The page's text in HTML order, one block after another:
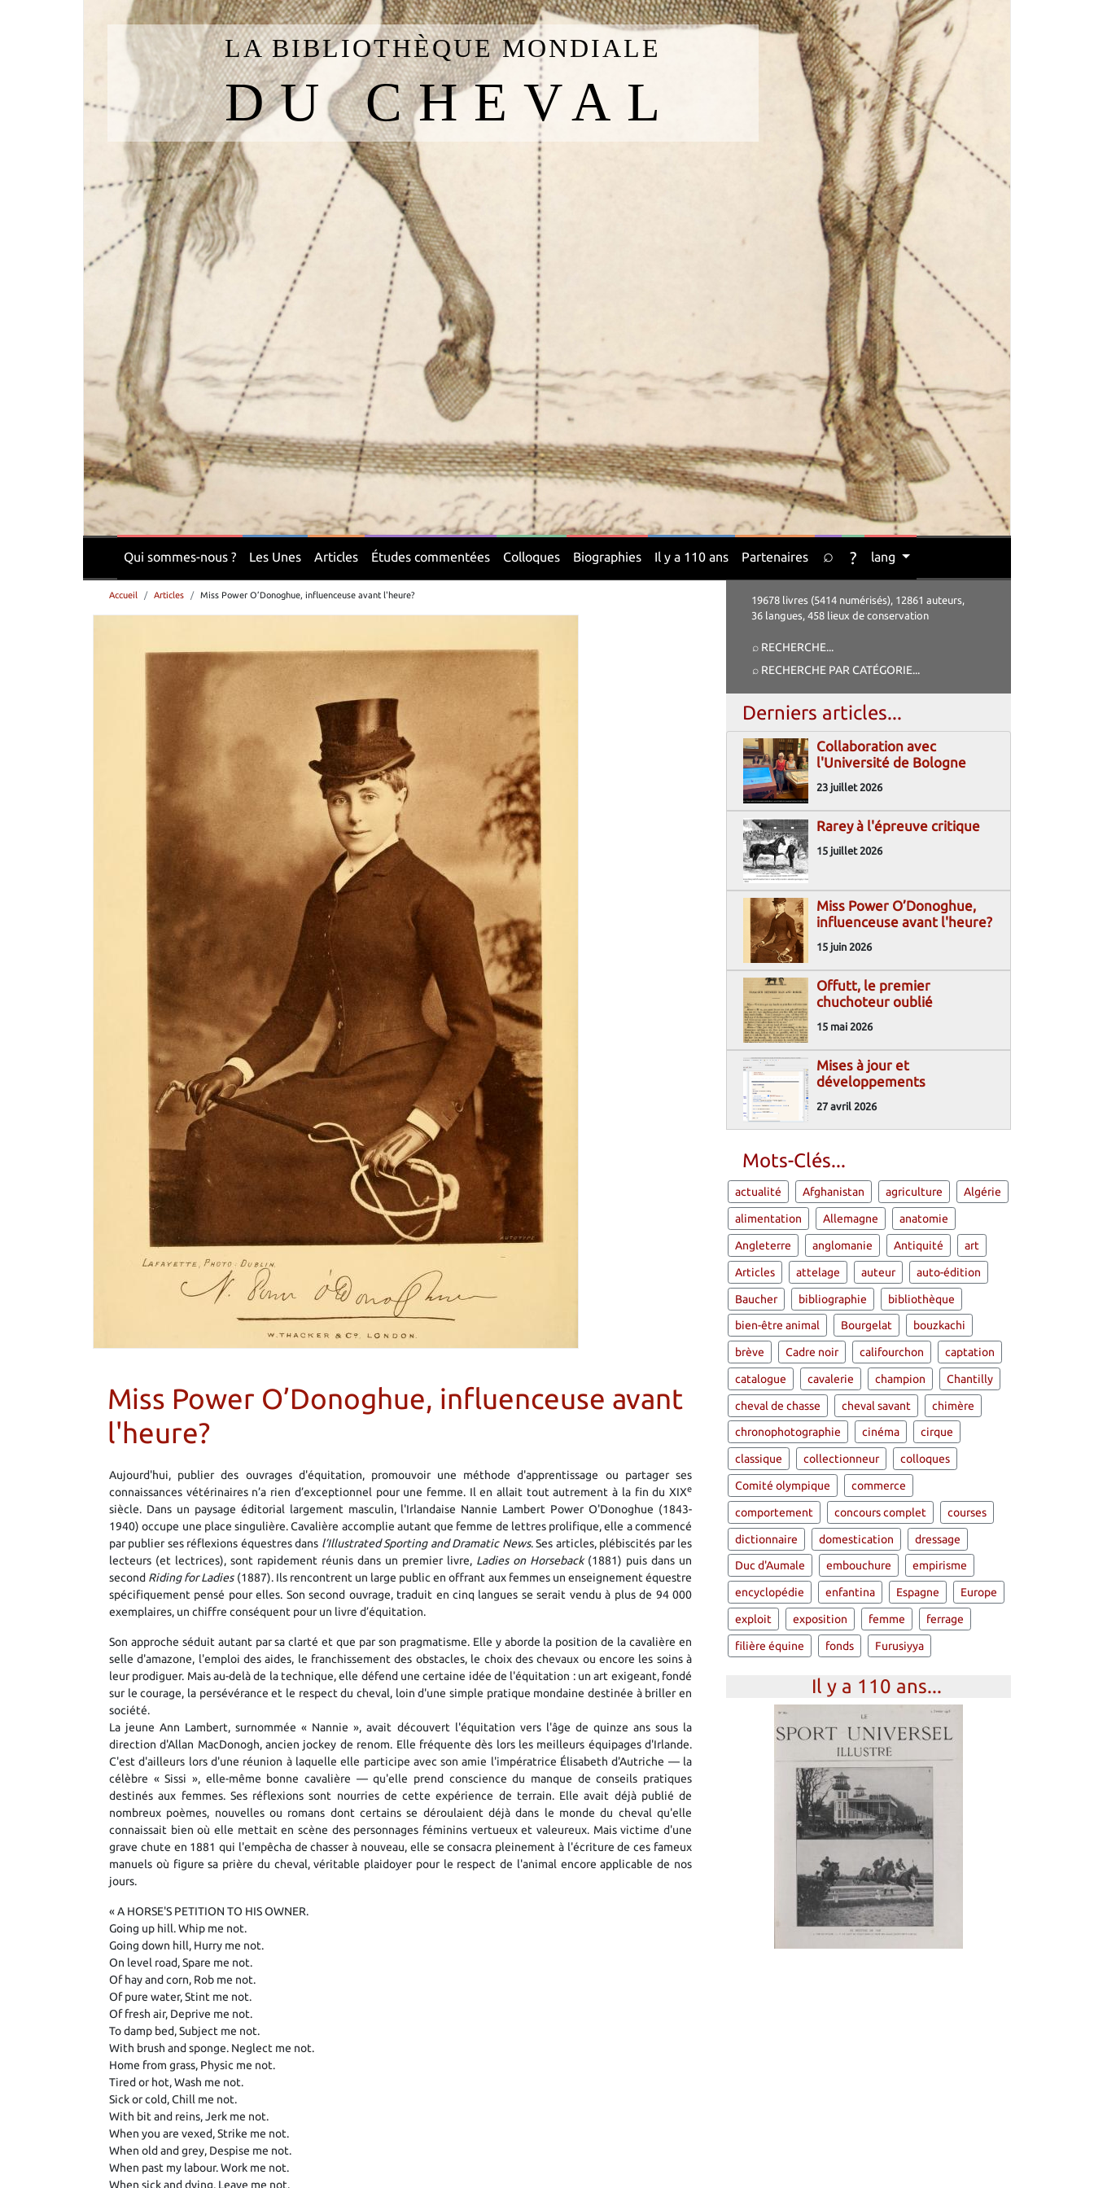
Qui sommes-nous ? Les Unes Articles Études commentées Colloques Biographies Il y a 110 ans Partenaires ⌕ ? lang
Accueil Articles Miss Power O’Donoghue, influenceuse avant l'heure?
Miss Power O’Donoghue, influenceuse avant
l'heure?
Aujourd'hui, publier des ouvrages d'équitation, promouvoir une méthode d'apprentissage ou partager ses
connaissances vétérinaires n’a rien d’exceptionnel pour une femme. Il en allait tout autrement à la fin du XIXe
siècle. Dans un paysage éditorial largement masculin, l'Irlandaise Nannie Lambert Power O'Donoghue (1843-
1940) occupe une place singulière. Cavalière accomplie autant que femme de lettres prolifique, elle a commencé
par publier ses réflexions équestres dans l’Illustrated Sporting and Dramatic News. Ses articles, plébiscités par les
lecteurs (et lectrices), sont rapidement réunis dans un premier livre, Ladies on Horseback(1881) puis dans un
second Riding for Ladies(1887). Ils rencontrent un large public en offrant aux femmes un enseignement équestre
spécifiquement pensé pour elles. Son second ouvrage, traduit en cinq langues se serait vendu à plus de 94 000
exemplaires, un chiffre conséquent pour un livre d’équitation.
Son approche séduit autant par sa clarté et que par son pragmatisme. Elle y aborde la position de la cavalière en
selle d'amazone, l'emploi des aides, le franchissement des obstacles, le choix des chevaux ou encore les soins à
leur prodiguer. Mais au-delà de la technique, elle défend une certaine idée de l'équitation : un art exigeant, fondé
sur le courage, la persévérance et le respect du cheval, loin d'une simple pratique mondaine destinée à briller en
société.
La jeune Ann Lambert, surnommée « Nannie », avait découvert l'équitation vers l'âge de quinze ans sous la
direction d'Allan MacDonogh, ancien jockey de renom. Elle fréquente dès lors les meilleurs équipages d'Irlande.
C'est d'ailleurs lors d'une réunion à laquelle elle participe avec son amie l'impératrice Élisabeth d'Autriche — la
célèbre « Sissi », elle-même bonne cavalière — qu'elle prend conscience du manque de conseils pratiques
destinés aux femmes. Ses réflexions sont nourries de cette expérience de terrain. Elle avait déjà publié de
nombreux poèmes, nouvelles ou romans dont certains se déroulaient déjà dans le monde du cheval qu'elle
connaissait bien où elle mettait en scène des personnages féminins vertueux et valeureux. Mais victime d'une
grave chute en 1881 qui l'empêcha de chasser à nouveau, elle se consacra pleinement à l'écriture de ces fameux
manuels où figure sa prière du cheval, véritable plaidoyer pour le respect de l'animal encore applicable de nos
jours.
« A HORSE'S PETITION TO HIS OWNER.
Going up hill. Whip me not.
Going down hill, Hurry me not.
On level road, Spare me not.
Of hay and corn, Rob me not.
Of pure water, Stint me not.
Of fresh air, Deprive me not.
To damp bed, Subject me not.
With brush and sponge. Neglect me not.
Home from grass, Physic me not.
Tired or hot, Wash me not.
Sick or cold, Chill me not.
With bit and reins, Jerk me not.
When you are vexed, Strike me not.
When old and grey, Despise me not.
When past my labour. Work me not.
When sick and dying, Leave me not.
19678 livres (5414 numérisés), 12861 auteurs,
36 langues, 458 lieux de conservation
⌕ RECHERCHE...
⌕ RECHERCHE PAR CATÉGORIE...
Derniers articles...
Collaboration avec
l'Université de Bologne
23 juillet 2026
Rarey à l'épreuve critique
15 juillet 2026
Miss Power O’Donoghue,
influenceuse avant l'heure?
15 juin 2026
Offutt, le premier
chuchoteur oublié
15 mai 2026
Mises à jour et
développements
27 avril 2026
Mots-Clés...
actualité Afghanistan agriculture Algérie
alimentation Allemagne anatomie
Angleterre anglomanie Antiquité art
Articles attelage auteur auto-édition
Baucher bibliographie bibliothèque
bien-être animal Bourgelat bouzkachi
brève Cadre noir califourchon captation
catalogue cavalerie champion Chantilly
cheval de chasse cheval savant chimère
chronophotographie cinéma cirque
classique collectionneur colloques
Comité olympique commerce
comportement concours complet courses
dictionnaire domestication dressage
Duc d'Aumale embouchure empirisme
encyclopédie enfantina Espagne Europe
exploit exposition femme ferrage
filière équine fonds Furusiyya
Il y a 110 ans...
LA BIBLIOTHÈQUE MONDIALE
DU CHEVAL